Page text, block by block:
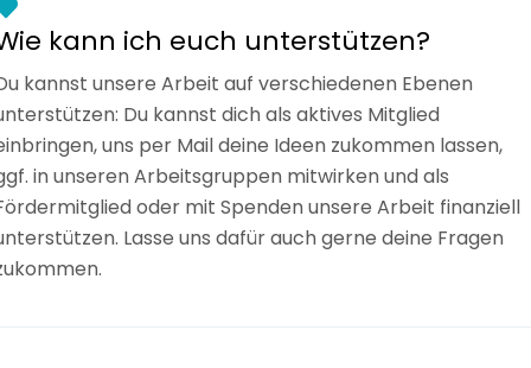
kann ich euch unterstützen?
kannst unsere Arbeit auf verschiedenen Ebenen
Du kannst dich als aktives Mitglied
uns per Mail deine Ideen zukommen lassen,
in unseren Arbeitsgruppen mitwirken und als
oder mit Spenden unsere Arbeit finanziell
Lasse uns dafür auch gerne deine Fragen